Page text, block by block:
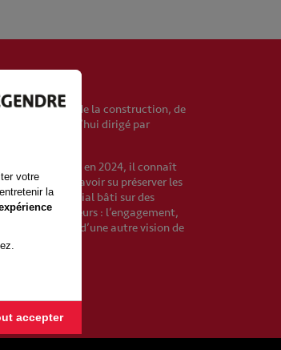
européen de la construction, de
Il est aujourd’hui dirigé par
d’affaires en 2024, il connaît
force est d’avoir su préserver les
groupe familial bâti sur des
collaborateurs : l’engagement,
fondements d’une autre vision de